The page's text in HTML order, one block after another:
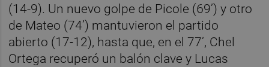
(14-9). Un nuevo golpe de Picole (69’) y otro
de Mateo (74’) mantuvieron el partido
abierto (17-12), hasta que, en el 77’, Chel
Ortega recuperó un balón clave y Lucas